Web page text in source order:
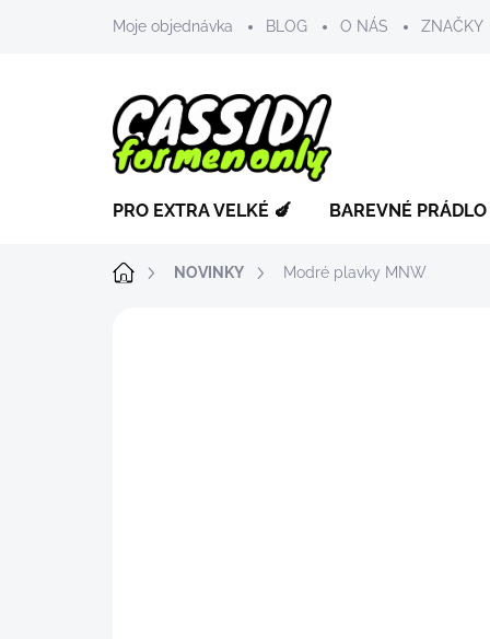
Moje objednávka BLOG O NÁS ZNAČKY
PRO EXTRA VELKÉ 🍆 BAREVNÉ PRÁDLO
DomůNOVINKY Modré plavky MNW